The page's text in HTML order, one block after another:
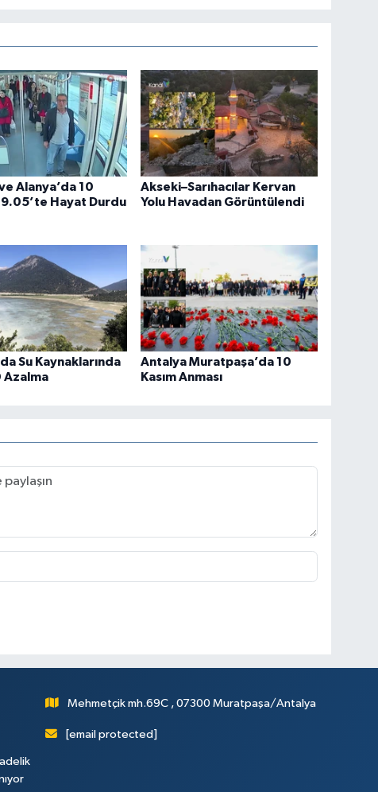
Alanya’da 10
Hayat Durdu
Akseki–Sarıhacılar Kervan
Yolu Havadan Görüntülendi
Su Kaynaklarında
Azalma
Antalya Muratpaşa’da 10
Kasım Anması
Mehmetçik mh.69C , 07300 Muratpaşa/Antalya
[email protected]